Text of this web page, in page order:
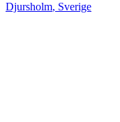
Djursholm, Sverige